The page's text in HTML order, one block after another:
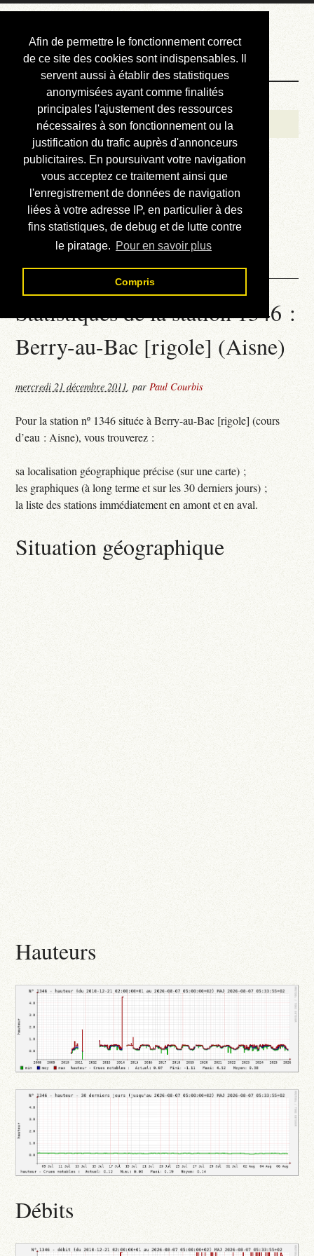
Afin de permettre le fonctionnement correct
de ce site des cookies sont indispensables. Il
servent aussi à établir des statistiques
anonymisées ayant comme finalités
principales l'ajustement des ressources
nécessaires à son fonctionnement ou la
justification du trafic auprès d'annonceurs
publicitaires. En poursuivant votre navigation
vous acceptez ce traitement ainsi que
l'enregistrement de données de navigation
liées à votre adresse IP, en particulier à des
fins statistiques, de debug et de lutte contre
le piratage. Pour en savoir plus
Compris
Courbis, « LE »
Blog Officiel
Bienvenue
Réalisations
Divers (et d’été)
Annonces
Liens externes
Téléchargement
Contact
Statistiques de la station 1346 :
Berry-au-Bac [rigole] (Aisne)
mercredi 21 décembre 2011,parPaul Courbis
Pour la station nº 1346 située à Berry-au-Bac [rigole] (cours
d’eau : Aisne), vous trouverez :
sa localisation géographique précise (sur une carte) ;
les graphiques (à long terme et sur les 30 derniers jours) ;
la liste des stations immédiatement en amont et en aval.
Situation géographique
Hauteurs
Débits